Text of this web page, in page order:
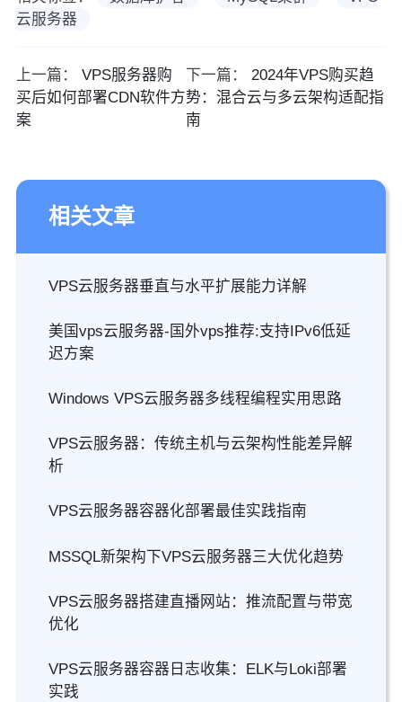
云服务器
上一篇：
VPS服务器购
买后如何部署CDN软件方
案
下一篇：
2024年VPS购买趋
势：混合云与多云架构适配指
南
相关文章
VPS云服务器垂直与水平扩展能力详解
美国vps云服务器-国外vps推荐:支持IPv6低延
迟方案
Windows VPS云服务器多线程编程实用思路
VPS云服务器：传统主机与云架构性能差异解
析
VPS云服务器容器化部署最佳实践指南
MSSQL新架构下VPS云服务器三大优化趋势
VPS云服务器搭建直播网站：推流配置与带宽
优化
VPS云服务器容器日志收集：ELK与Loki部署
实践